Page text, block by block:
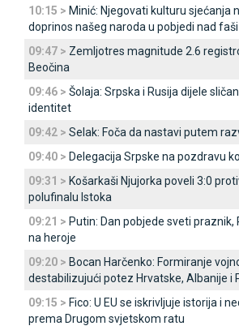
10:15 > Minić: Njegovati kulturu sjećanja
doprinos našeg naroda u pobjedi nad
09:47 > Zemljotres magnitude 2.6
Beočina
09:46 > Šolaja: Srpska i Rusija dijele
identitet
09:42 > Selak: Foča da nastavi putem
09:40 > Delegacija Srpske na pozdravu
09:31 > Košarkaši Njujorka poveli 3:0
polufinalu Istoka
09:21 > Putin: Dan pobjede sveti praznik,
na heroje
09:20 > Bocan Harčenko: Formiranje
destabilizujući potez Hrvatske, Albanije i
09:15 > Fico: U EU se iskrivljuje istorija i
prema Drugom svjetskom ratu